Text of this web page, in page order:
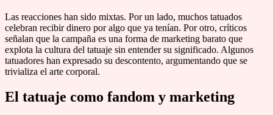
Las reacciones han sido mixtas. Por un lado, muchos tatuados
celebran recibir dinero por algo que ya tenían. Por otro, críticos
señalan que la campaña es una forma de marketing barato que
explota la cultura del tatuaje sin entender su significado. Algunos
tatuadores han expresado su descontento, argumentando que se
trivializa el arte corporal.
El tatuaje como fandom y marketing